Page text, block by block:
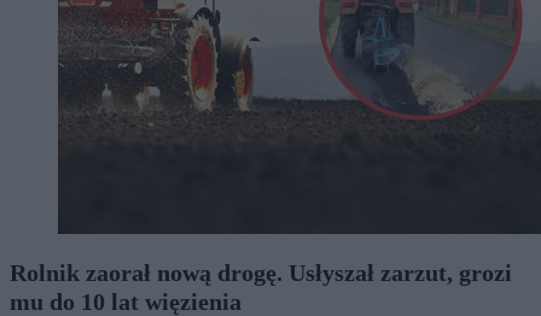
Rolnik zaorał nową drogę. Usłyszał zarzut, grozi
mu do 10 lat więzienia